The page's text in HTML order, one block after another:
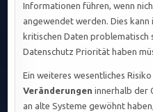
Informationen führen, wenn
angewendet werden. Dies
kritischen Daten problematisch
Datenschutz Priorität haben
Ein weiteres wesentliches
Veränderungen innerhalb der
an alte Systeme gewöhnt